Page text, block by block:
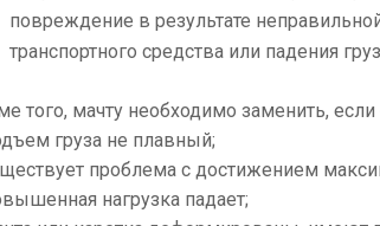
повреждение в результате
транспортного средства или падения
того, мачту необходимо заменить,
груза не плавный;
проблема с достижением
нагрузка падает;